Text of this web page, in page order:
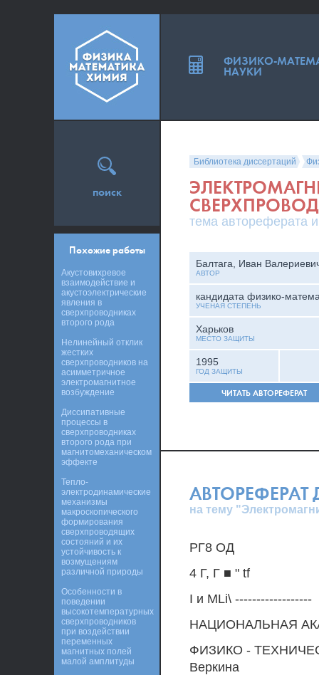
Библиотека диссертаций
тема автореферата
Балтага, Иван
АВТОР
кандидата физико-
УЧЕНАЯ СТЕПЕНЬ
Харьков
МЕСТО ЗАЩИТЫ
1995
ГОД ЗАЩИТЫ
ЧИТАТЬ АВТОРЕФЕРАТ
АВТОРЕФЕРАТ
на тему
РГ8 ОД
4 Г, Г ■ " tf
I и MLi\ ------------------
НАЦИОНАЛЬНАЯ
ФИЗИКО -
Веркина
поиск
Похожие работы
Акустовихревое
взаимодействие и
акустоэлектрические
явления в
сверхпроводниках
второго рода
Нелинейный отклик
жестких
сверхпроводников на
асимметричное
электромагнитное
возбуждение
Диссипативные
процессы в
сверхпроводниках
второго рода при
магнитомеханическом
эффекте
Тепло-
электродинамические
механизмы
макроскопического
формирования
сверхпроводящих
состояний и их
устойчивость к
возмущениям
различной природы
Особенности в
поведении
высокотемпературных
сверхпроводников
при воздействии
переменных
магнитных полей
малой амплитуды
ФИЗИКО-
НАУКИ